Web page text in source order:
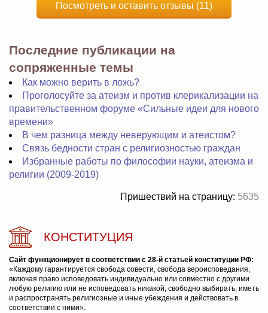
Посмотреть и оставить отзывы (11)
Последние публикации на
сопряженные темы
Как можно верить в ложь?
Проголосуйте за атеизм и против клерикализации на
правительственном форуме «Сильные идеи для нового
времени»
В чем разница между неверующим и атеистом?
Связь бедности стран с религиозностью граждан
Избранные работы по философии науки, атеизма и
религии (2009-2019)
Пришествий на страницу: 5635
КОНСТИТУЦИЯ
Сайт функционирует в соответствии с 28-й статьей конституции РФ:
«Каждому гарантируется свобода совести, свобода вероисповедания,
включая право исповедовать индивидуально или совместно с другими
любую религию или не исповедовать никакой, свободно выбирать, иметь
и распространять религиозные и иные убеждения и действовать в
соответствии с ними».